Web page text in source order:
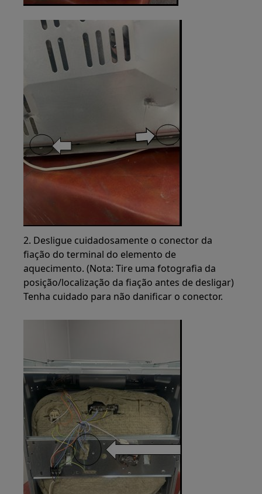
2. Desligue cuidadosamente o conector da
fiação do terminal do elemento de
aquecimento. (Nota: Tire uma fotografia da
posição/localização da fiação antes de desligar)
Tenha cuidado para não danificar o conector.